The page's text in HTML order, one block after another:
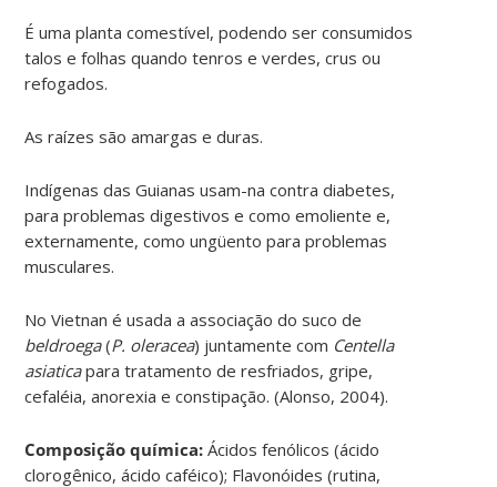
É uma planta comestível, podendo ser consumidos
talos e folhas quando tenros e verdes, crus ou
refogados.
As raízes são amargas e duras.
Indígenas das Guianas usam-na contra diabetes,
para problemas digestivos e como emoliente e,
externamente, como ungüento para problemas
musculares.
No Vietnan é usada a associação do suco de
beldroega(P. oleracea) juntamente com Centella
asiaticapara tratamento de resfriados, gripe,
cefaléia, anorexia e constipação. (Alonso, 2004).
Composição química:Ácidos fenólicos (ácido
clorogênico, ácido caféico); Flavonóides (rutina,